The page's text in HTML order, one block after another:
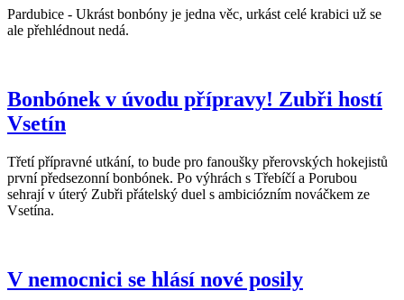
Pardubice - Ukrást bonbóny je jedna věc, urkást celé krabici už se
ale přehlédnout nedá.
Bonbónek v úvodu přípravy! Zubři hostí
Vsetín
Třetí přípravné utkání, to bude pro fanoušky přerovských hokejistů
první předsezonní bonbónek. Po výhrách s Třebíčí a Porubou
sehrají v úterý Zubři přátelský duel s ambiciózním nováčkem ze
Vsetína.
V nemocnici se hlásí nové posily